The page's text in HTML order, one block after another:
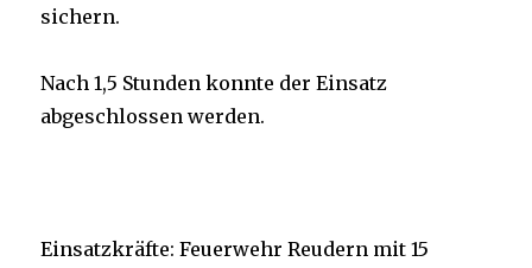
sichern.
Nach 1,5 Stunden konnte der Einsatz
abgeschlossen werden.
Einsatzkräfte: Feuerwehr Reudern mit 15